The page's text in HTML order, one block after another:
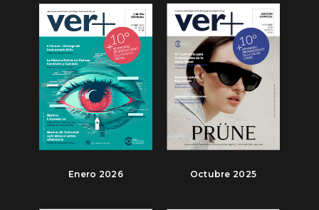
Enero 2026 Octubre 2025